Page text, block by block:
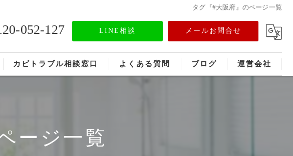
タグ『#大阪府』のページ一覧
052-127 LINE相談 メールお問合せ
カビトラブル相談窓口 よくある質問 ブログ 運営会社
ージ一覧